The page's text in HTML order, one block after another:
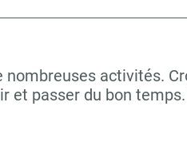
activités.
et passer du bon